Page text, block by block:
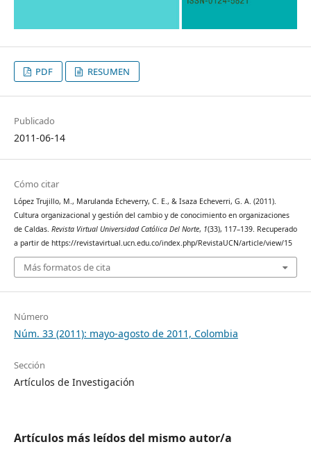
PDF RESUMEN
Publicado
2011-06-14
Cómo citar
López Trujillo, M., Marulanda Echeverry, C. E., & Isaza Echeverri, G. A. (2011).
Cultura organizacional y gestión del cambio y de conocimiento en organizaciones
de Caldas. Revista Virtual Universidad Católica Del Norte, 1(33), 117–139. Recuperado
a partir de https://revistavirtual.ucn.edu.co/index.php/RevistaUCN/article/view/15
Más formatos de cita
Número
Núm. 33 (2011): mayo-agosto de 2011, Colombia
Sección
Artículos de Investigación
Artículos más leídos del mismo autor/a